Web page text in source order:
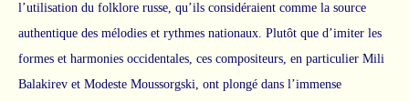
l’utilisation du folklore russe, qu’ils considéraient comme la source
authentique des mélodies et rythmes nationaux. Plutôt que d’imiter les
formes et harmonies occidentales, ces compositeurs, en particulier Mili
Balakirev et Modeste Moussorgski, ont plongé dans l’immense